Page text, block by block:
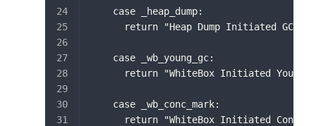
    case _heap_dump:
      return "Heap Dump Initiated GC";
    case _wb_young_gc:
return "WhiteBox Initiated Young
    case _wb_conc_mark:
return "WhiteBox Initiated